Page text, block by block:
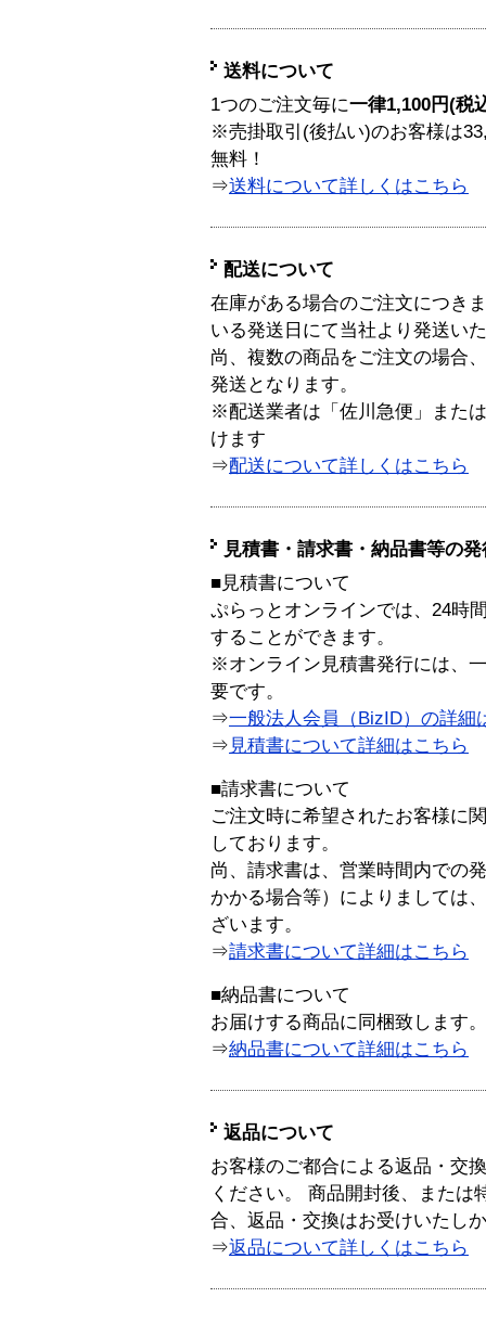
送料について
1つのご注文毎に一律1,100円(税
※売掛取引(後払い)のお客様は
無料！
⇒送料について詳しくはこちら
配送について
在庫がある場合のご注文につき
いる発送日にて当社より発送い
尚、複数の商品をご注文の場合
発送となります。
※配送業者は「佐川急便」また
けます
⇒配送について詳しくはこちら
見積書・請求書・納品書等の
■見積書について
ぷらっとオンラインでは、24時
することができます。
※オンライン見積書発行には、
要です。
⇒一般法人会員（BizID）の詳細
⇒ 見積書について詳細はこちら
■請求書について
ご注文時に希望されたお客様に
しております。
尚、請求書は、営業時間内での
かかる場合等）によりましては
ざいます。
⇒請求書について詳細はこちら
■納品書について
お届けする商品に同梱致します。
⇒納品書について詳細はこちら
返品について
お客様のご都合による返品・交
ください。 商品開封後、または
合、返品・交換はお受けいたし
⇒返品について詳しくはこちら